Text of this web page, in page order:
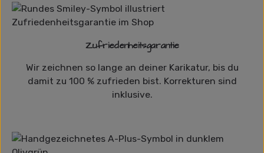
Zufriedenheitsgarantie
Wir zeichnen so lange an deiner Karikatur, bis du
damit zu 100 % zufrieden bist. Korrekturen sind
inklusive.